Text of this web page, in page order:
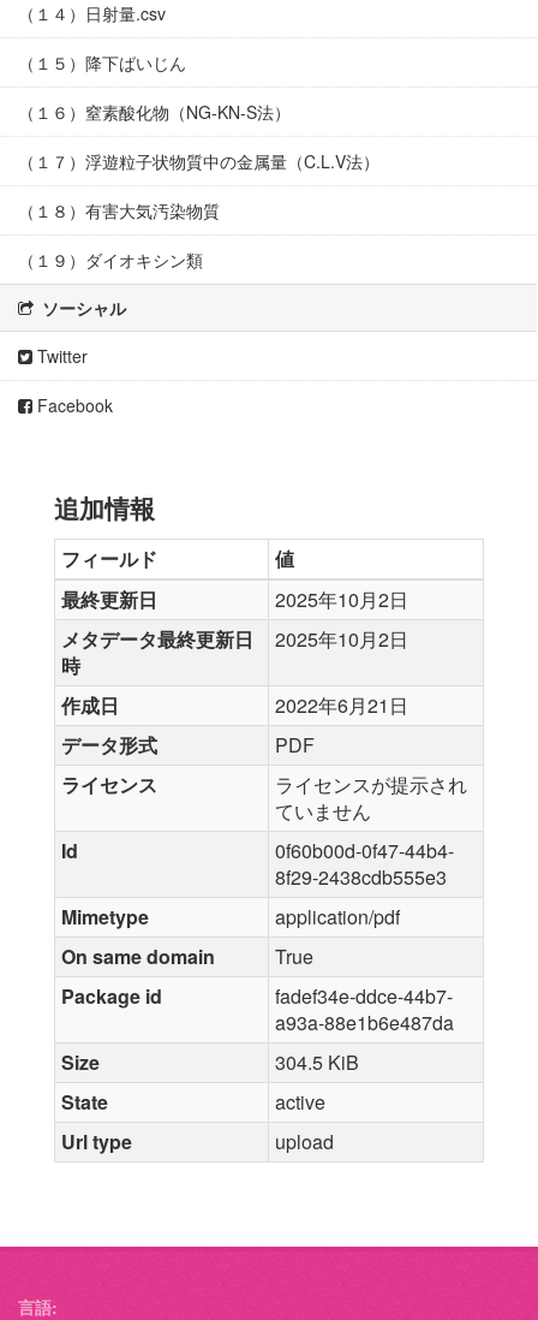
（１４）日射量.csv
（１５）降下ばいじん
（１６）窒素酸化物（NG-KN-S法）
（１７）浮遊粒子状物質中の金属量（C.L.V法）
（１８）有害大気汚染物質
（１９）ダイオキシン類
ソーシャル
Twitter
Facebook
追加情報
フィールド
値
最終更新日
2025年10月2日
メタデータ最終更新日
時
2025年10月2日
作成日
2022年6月21日
データ形式
PDF
ライセンス
ライセンスが提示され
ていません
Id
0f60b00d-0f47-44b4-
8f29-2438cdb555e3
Mimetype
application/pdf
On same domain
True
Package id
fadef34e-ddce-44b7-
a93a-88e1b6e487da
Size
304.5 KiB
State
active
Url type
upload
言語